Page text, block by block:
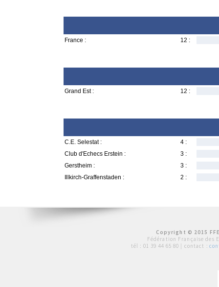
France : 12 :
Grand Est : 12 :
C.E. Selestat :
4 :
Club d'Echecs Erstein :
3 :
Gerstheim :
3 :
Illkirch-Graffenstaden :
2 :
Copyright © 2015
Fédération Française des
tél : 01 39 44 65 80 | contact :